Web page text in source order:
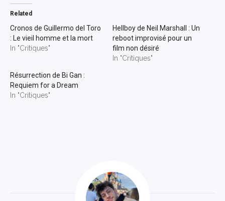
Related
Cronos de Guillermo del Toro
: Le vieil homme et la mort
In "Critiques"
Hellboy de Neil Marshall : Un
reboot improvisé pour un
film non désiré
In "Critiques"
Résurrection de Bi Gan :
Requiem for a Dream
In "Critiques"